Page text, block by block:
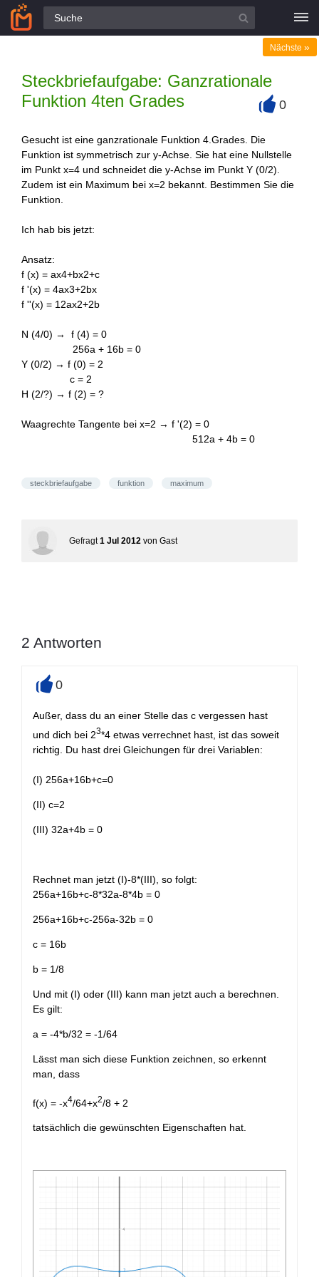
Alle Fragen
Steckbriefaufgabe: Ganzrationale
Funktion 4ten Grades
Nächste »
0
Gesucht ist eine ganzrationale Funktion 4.Grades. Die
Funktion ist symmetrisch zur y-Achse. Sie hat eine Nullstelle
im Punkt x=4 und schneidet die y-Achse im Punkt Y (0/2).
Zudem ist ein Maximum bei x=2 bekannt. Bestimmen Sie die
Funktion.
Ich hab bis jetzt:
Ansatz:
f (x) = ax4+bx2+c
f '(x) = 4ax3+2bx
f ''(x) = 12ax2+2b
N (4/0) → f (4) = 0
256a + 16b = 0
Y (0/2) → f (0) = 2
c = 2
H (2/?) → f (2) = ?
Waagrechte Tangente bei x=2 → f '(2) = 0
512a + 4b = 0
steckbriefaufgabe funktion maximum
Gefragt 1 Jul 2012 von Gast
2 Antworten
0
Außer, dass du an einer Stelle das c vergessen hast
und dich bei 23*4 etwas verrechnet hast, ist das soweit
richtig. Du hast drei Gleichungen für drei Variablen:
(I) 256a+16b+c=0
(II) c=2
(III) 32a+4b = 0
Rechnet man jetzt (I)-8*(III), so folgt:
256a+16b+c-8*32a-8*4b = 0
256a+16b+c-256a-32b = 0
c = 16b
b = 1/8
Und mit (I) oder (III) kann man jetzt auch a berechnen.
Es gilt:
a = -4*b/32 = -1/64
Lässt man sich diese Funktion zeichnen, so erkennt
man, dass
f(x) = -x4/64+x2/8 + 2
tatsächlich die gewünschten Eigenschaften hat.